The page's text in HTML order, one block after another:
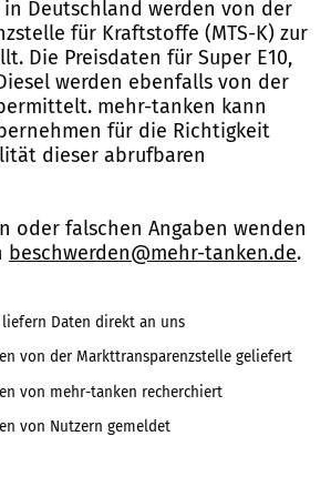
in Deutschland werden von der
für Kraftstoffe (MTS-K) zur
Die Preisdaten für Super E10,
werden ebenfalls von der
mehr-tanken kann
für die Richtigkeit
dieser abrufbaren
oder falschen Angaben wenden
beschwerden@mehr-tanken.de.
Daten direkt an uns
von der Markttransparenzstelle geliefert
von mehr-tanken recherchiert
von Nutzern gemeldet